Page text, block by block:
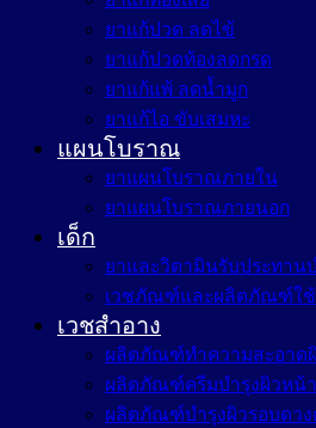
ยาแก้ปวด ลดไข้
ยาแก้ปวดท้องลดกรด
ยาแก้แพ้ ลดน้ำมูก
ยาแก้ไอ ขับเสมหะ
แผนโบราณ
ยาแผนโบราณภายใน
ยาแผนโบราณภายนอก
เด็ก
ยาและวิตามินรับประทาน
เวชภัณฑ์และผลิตภัณฑ์ใช้
เวชสำอาง
ผลิตภัณฑ์ทำความสะอาด
ผลิตภัณฑ์ครีมบำรุงผิวหน้า
ผลิตภัณฑ์บำรุงผิวรอบดวง